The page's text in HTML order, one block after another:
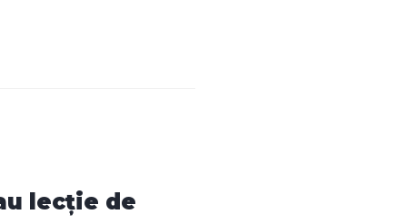
lecție de